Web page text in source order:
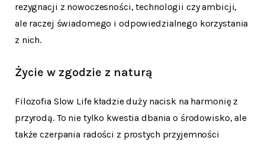
rezygnacji z nowoczesności, technologii czy ambicji,
ale raczej świadomego i odpowiedzialnego korzystania
z nich.
Życie w zgodzie z naturą
Filozofia Slow Life kładzie duży nacisk na harmonię z
przyrodą. To nie tylko kwestia dbania o środowisko, ale
także czerpania radości z prostych przyjemności